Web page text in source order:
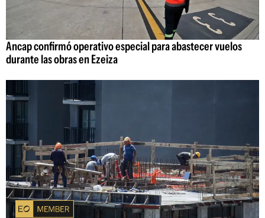
Ancap confirmó operativo especial para abastecer vuelos
durante las obras en Ezeiza